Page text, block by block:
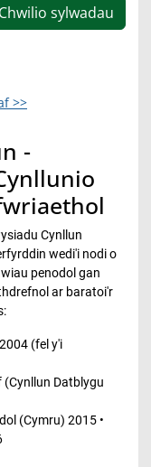
Chwilio sylwadau
Chwilio sylwadau
>>
-
Cynllun
wedi'i nodi o
penodol gan
ar baratoi'r
(fel y'i
(Cynllun Datblygu
(Cymru) 2015 •